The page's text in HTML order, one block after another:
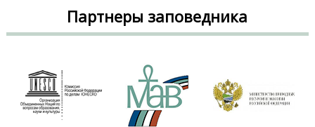
Партнеры заповедника